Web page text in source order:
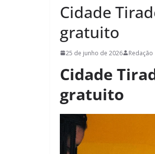
Cidade
gratuito
25 de junho de 2026 Redação
Cidade
gratuito